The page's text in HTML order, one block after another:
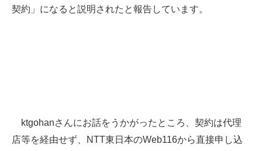
契約」になると説明されたと報告しています。
ktgohanさんにお話をうかがったところ、契約は代理
店等を経由せず、NTT東日本のWeb116から直接申し込